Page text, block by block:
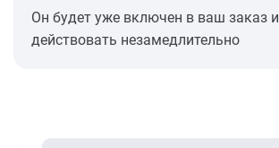
Он будет уже включен в ваш заказ
действовать незамедлительно